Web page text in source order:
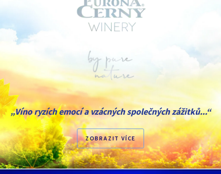
„Víno ryzích emocí a vzácných společných zážitků...“
ZOBRAZIT VÍCE